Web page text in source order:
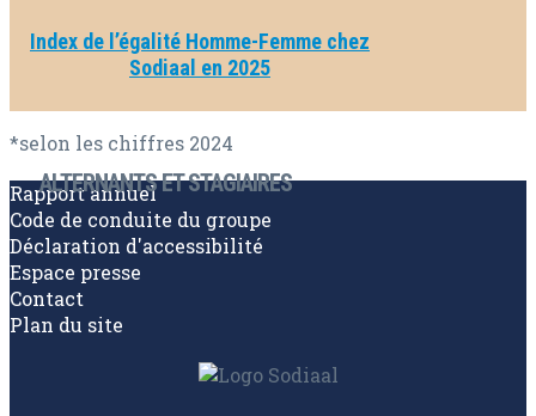
ALTERNANTS ET STAGIAIRES
Index de l’égalité Homme-Femme chez
Sodiaal en 2025
*selon les chiffres 2024
Rapport annuel
Code de conduite du groupe
Déclaration d'accessibilité
Espace presse
Contact
Plan du site